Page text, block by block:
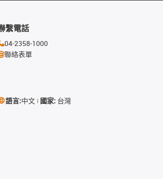
繫電話
04-2358-1000
聯絡表單
語言:中文 國家: 台灣